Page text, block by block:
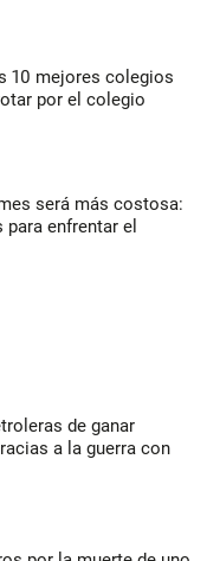
10 mejores colegios
por el colegio
será más costosa:
enfrentar el
de ganar
a la guerra con